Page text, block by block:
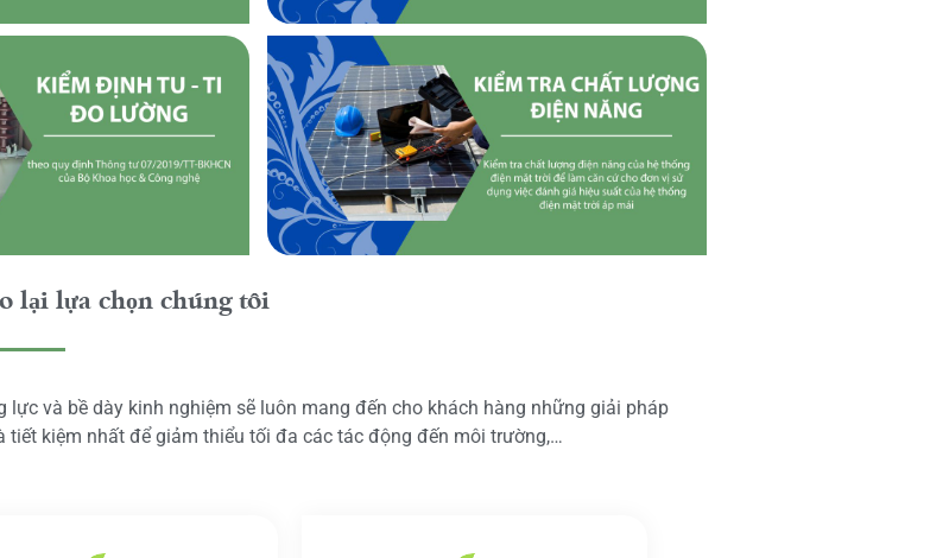
lại lựa chọn chúng tôi
lực và bề dày kinh nghiệm sẽ luôn mang đến cho khách hàng những giải pháp
tiết kiệm nhất để giảm thiểu tối đa các tác động đến môi trường,…